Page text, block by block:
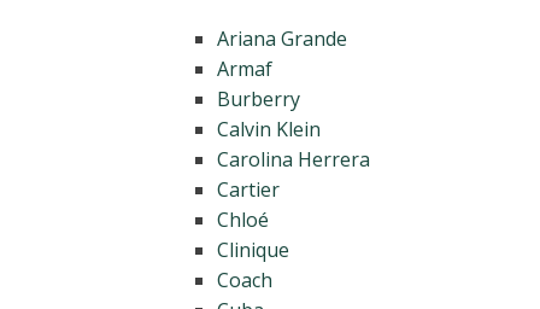
Ariana Grande
Armaf
Burberry
Calvin Klein
Carolina Herrera
Cartier
Chloé
Clinique
Coach